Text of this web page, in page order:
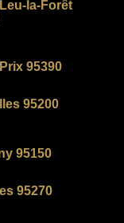
la-Forêt
95390
95200
95150
95270